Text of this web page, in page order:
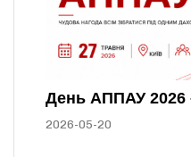
День АППАУ 2026
2026-05-20